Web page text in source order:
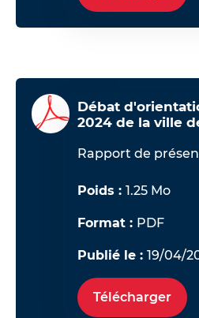
Débat
2024 de la ville
Rapport de
Poids :1.25 Mo
Format : PDF
Publié le :19/04/
Télécharger